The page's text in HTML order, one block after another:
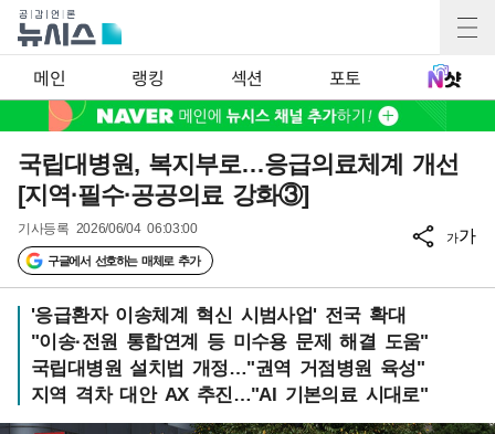
메인 랭킹 섹션 포토
국립대병원, 복지부로…응급의료체계 개선
[지역·필수·공공의료 강화③]
기사등록 2026/06/04 06:03:00
구글에서 선호하는 매체로 추가
가가
'응급환자 이송체계 혁신 시범사업' 전국 확대
"이송·전원 통합연계 등 미수용 문제 해결 도움"
국립대병원 설치법 개정…"권역 거점병원 육성"
지역 격차 대안 AX 추진…"AI 기본의료 시대로"